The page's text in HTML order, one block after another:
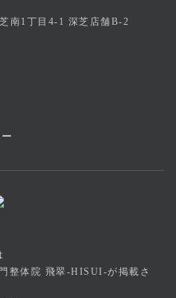
南1丁目4-1 深芝店舗B-2
整体院 飛翠-HISUI-が掲載さ